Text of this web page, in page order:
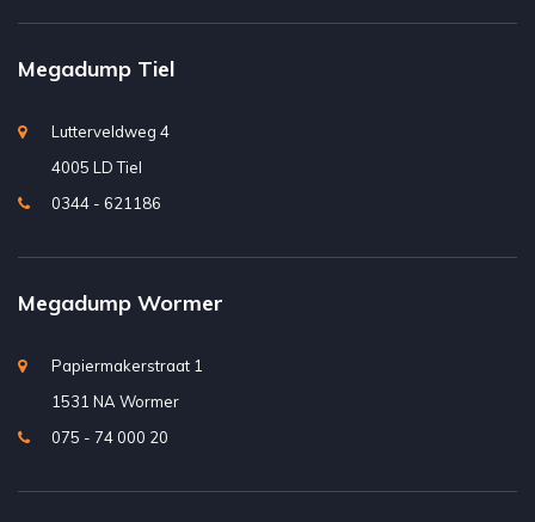
Megadump Tiel
Lutterveldweg 4
4005 LD Tiel
0344 - 621186
Megadump Wormer
Papiermakerstraat 1
1531 NA Wormer
075 - 74 000 20